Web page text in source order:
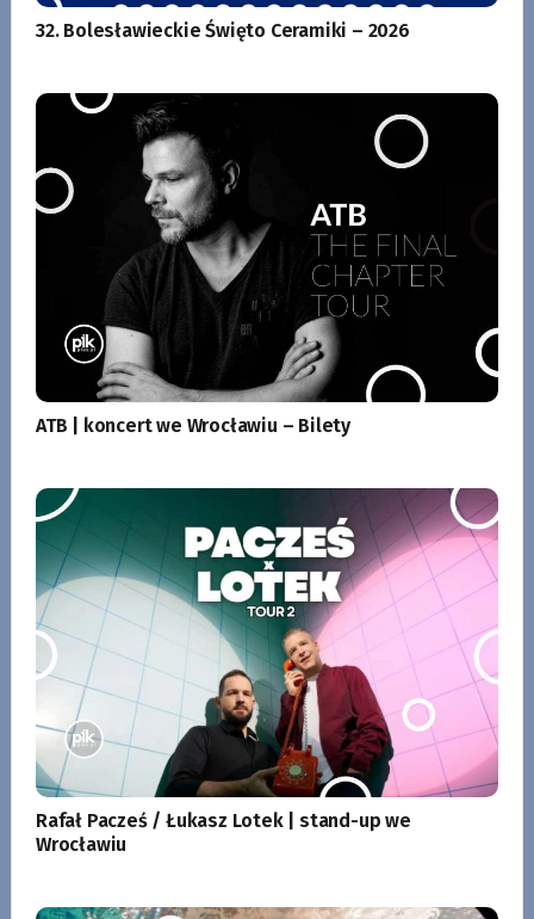
32. Bolesławieckie Święto Ceramiki – 2026
ATB | koncert we Wrocławiu – Bilety
Rafał Pacześ / Łukasz Lotek | stand-up we
Wrocławiu